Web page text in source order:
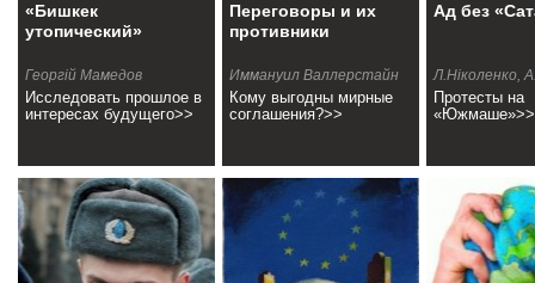
«Бишкек
утопический»
Георгiй Мамедов
Исследовать прошлое в
интересах будущего>>
Переговоры и их
противники
Иммануил Валлерстайн
Кому выгодны мирные
соглашения?>>
Ад без
Л.Нiколенко,
Протесты на
«Южмаше»>>